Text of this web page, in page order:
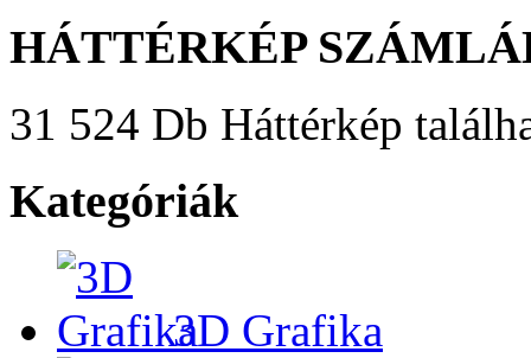
HÁTTÉRKÉP
31 524 Db Háttérkép
Kategóriák
3D Grafika